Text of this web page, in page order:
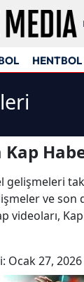
HENTBOL
Kap
gelişmeleri
ve son
videoları,
Ocak 27,